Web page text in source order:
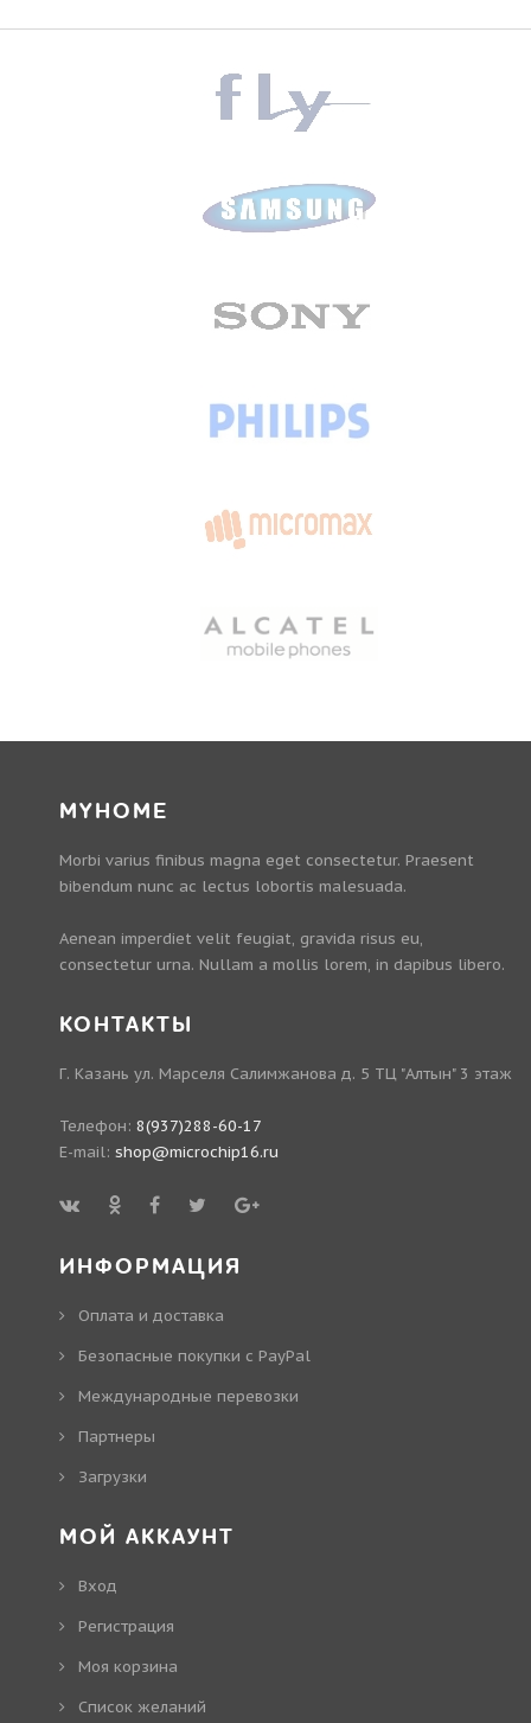
MYHOME
Morbi varius finibus magna eget consectetur. Praesent
bibendum nunc ac lectus lobortis malesuada.
Aenean imperdiet velit feugiat, gravida risus eu,
consectetur urna. Nullam a mollis lorem, in dapibus libero.
КОНТАКТЫ
Г. Казань ул. Марселя Салимжанова д. 5 ТЦ "Алтын" 3 этаж
Телефон: 8(937)288-60-17
E-mail: shop@microchip16.ru
ИНФОРМАЦИЯ
Оплата и доставка
Безопасные покупки с PayPal
Международные перевозки
Партнеры
Загрузки
МОЙ АККАУНТ
Вход
Регистрация
Моя корзина
Cписок желаний